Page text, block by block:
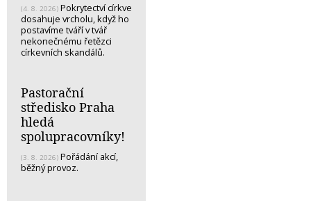
(4. 8. 2026) Pokrytectví církve
dosahuje vrcholu, když ho
postavíme tváří v tvář
nekonečnému řetězci
církevních skandálů.
Pastorační
středisko Praha
hledá
spolupracovníky!
(3. 8. 2026) Pořádání akcí,
běžný provoz.